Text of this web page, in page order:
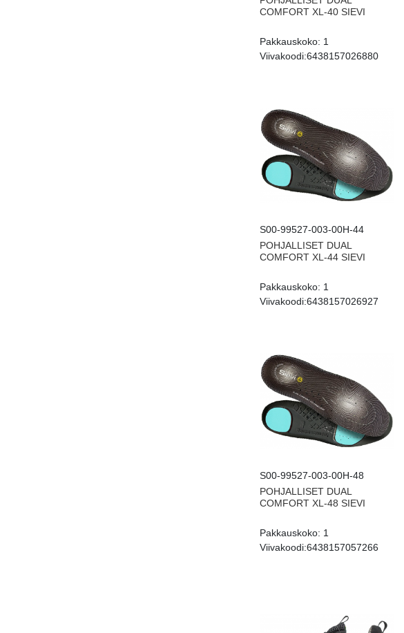
COMFORT XL-40 SIEVI
Pakkauskoko: 1
Viivakoodi:6438157026880
S00-99527-003-00H-44
POHJALLISET DUAL
COMFORT XL-44 SIEVI
Pakkauskoko: 1
Viivakoodi:6438157026927
S00-99527-003-00H-48
POHJALLISET DUAL
COMFORT XL-48 SIEVI
Pakkauskoko: 1
Viivakoodi:6438157057266